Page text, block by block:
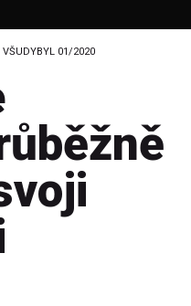
VŠUDYBYL 01/2020